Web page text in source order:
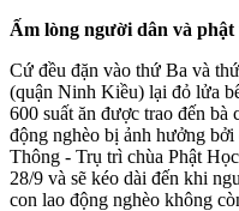
Ấm lòng người dân và
Cứ đều đặn vào thứ Ba và
(quận Ninh Kiều) lại đỏ lửa
600 suất ăn được trao đến
động nghèo bị ảnh hưởng
Thông - Trụ trì chùa Phật
28/9 và sẽ kéo dài đến khi
con lao động nghèo không